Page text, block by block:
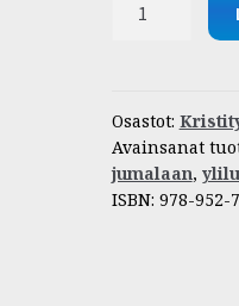
määrä
Osastot:
Avainsanat
jumalaan,
ISBN: 978-952-